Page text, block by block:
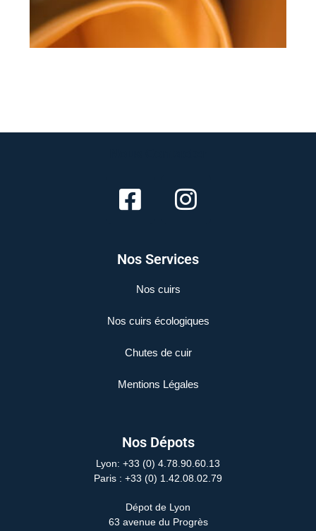
Nos Services
Nos cuirs
Nos cuirs écologiques
Chutes de cuir
Mentions Légales
Nos Dépots
Lyon: +33 (0) 4.78.90.60.13
Paris : +33 (0) 1.42.08.02.79
Dépot de Lyon
63 avenue du Progrès